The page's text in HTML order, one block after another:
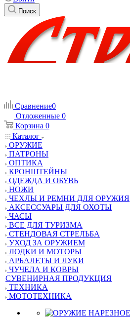
Поиск
Сравнение0
Отложенные 0
Корзина 0
Каталог
ОРУЖИЕ
ПАТРОНЫ
ОПТИКА
КРОНШТЕЙНЫ
ОДЕЖДА И ОБУВЬ
НОЖИ
ЧЕХЛЫ И РЕМНИ ДЛЯ ОРУЖИЯ
АКСЕССУАРЫ ДЛЯ ОХОТЫ
ЧАСЫ
ВСЕ ДЛЯ ТУРИЗМА
СТЕНДОВАЯ СТРЕЛЬБА
УХОД ЗА ОРУЖИЕМ
ЛОДКИ И МОТОРЫ
АРБАЛЕТЫ И ЛУКИ
ЧУЧЕЛА И КОВРЫ
СУВЕНИРНАЯ ПРОДУКЦИЯ
ТЕХНИКА
МОТОТЕХНИКА